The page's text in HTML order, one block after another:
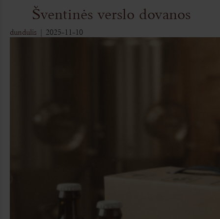
Šventinės verslo dovanos
dundulis 2025-11-10